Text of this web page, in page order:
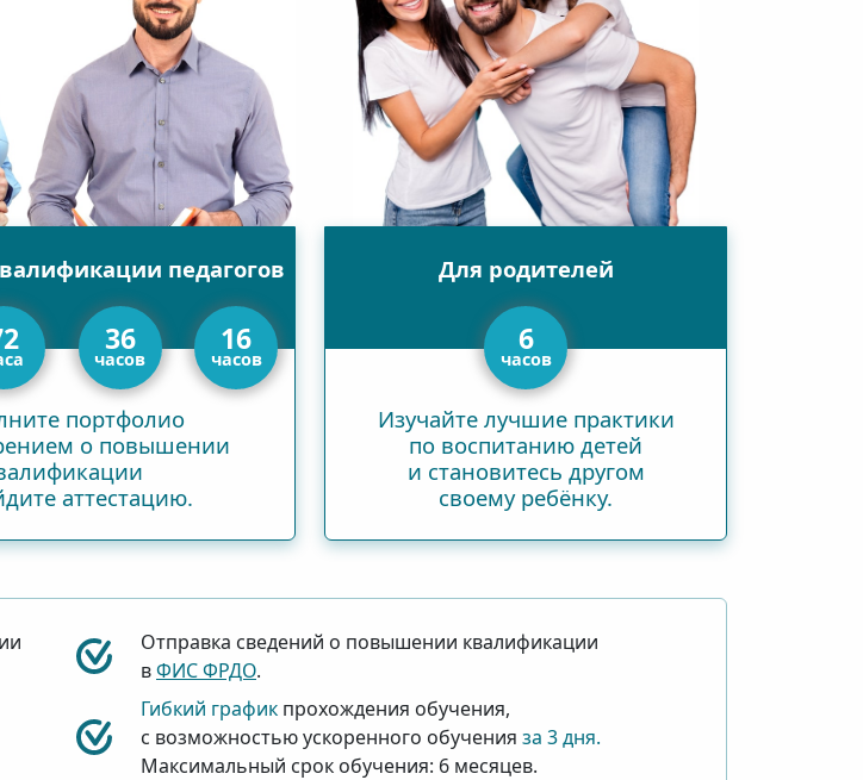
педагогов
36
часов
16
часов
портфолио
о повышении
аттестацию.
Для родителей
6
часов
Изучайте лучшие практики
по воспитанию детей
и становитесь другом
своему ребёнку.
Отправка сведений о повышении квалификации
вФИС ФРДО.
Гибкий график прохождения обучения,
c возможностью ускоренного обучения за 3 дня.
Максимальный срок обучения: 6 месяцев.